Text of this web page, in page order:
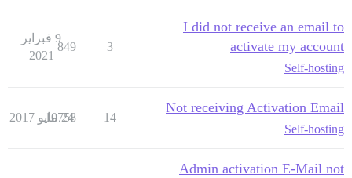
I did not receive an email to
activate my account
Self-hosting
3
849
9 فبراير
2021
Not receiving Activation Email
Self-hosting
14
10758
24 مايو 2017
Admin activation E-Mail not